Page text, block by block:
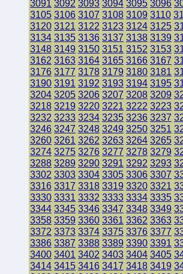
3091 3092 3093 3094 3095 3096
3105 3106 3107 3108 3109 3110
3120 3121 3122 3123 3124 3125
3134 3135 3136 3137 3138 3139
3148 3149 3150 3151 3152 3153
3162 3163 3164 3165 3166 3167
3176 3177 3178 3179 3180 3181
3190 3191 3192 3193 3194 3195
3204 3205 3206 3207 3208 3209
3218 3219 3220 3221 3222 3223
3232 3233 3234 3235 3236 3237
3246 3247 3248 3249 3250 3251
3260 3261 3262 3263 3264 3265
3274 3275 3276 3277 3278 3279
3288 3289 3290 3291 3292 3293
3302 3303 3304 3305 3306 3307
3316 3317 3318 3319 3320 3321
3330 3331 3332 3333 3334 3335
3344 3345 3346 3347 3348 3349
3358 3359 3360 3361 3362 3363
3372 3373 3374 3375 3376 3377
3386 3387 3388 3389 3390 3391
3400 3401 3402 3403 3404 3405
3414 3415 3416 3417 3418 3419